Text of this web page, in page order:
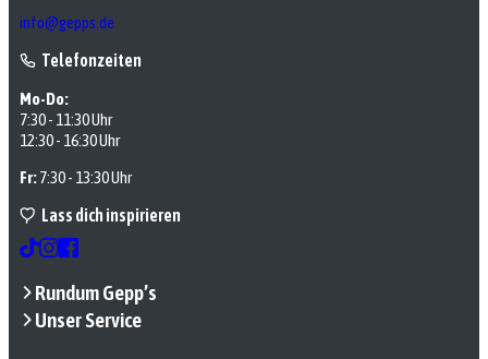
info@gepps.de
Telefonzeiten
Mo-Do:
7:30 - 11:30 Uhr
12:30 - 16:30 Uhr
Fr:7:30 - 13:30 Uhr
Lass dich inspirieren
Rundum Gepp’s
Unser Service